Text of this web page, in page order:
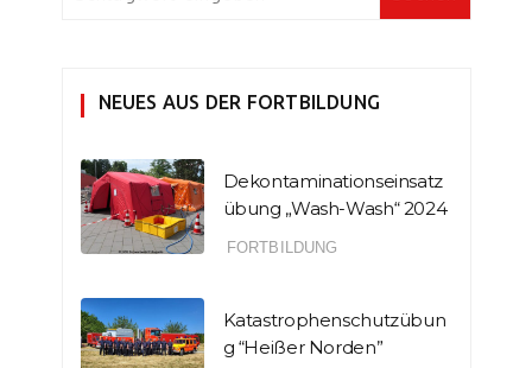
NEUES AUS DER FORTBILDUNG
Dekontaminationseinsatz
übung „Wash-Wash“ 2024
FORTBILDUNG
Katastrophenschutzübun
g “Heißer Norden”